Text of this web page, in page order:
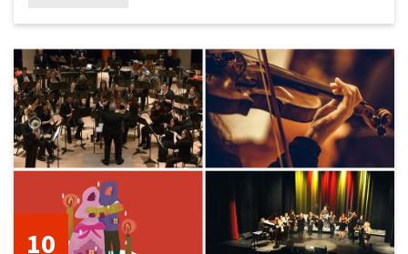
10
décembre
2025
10